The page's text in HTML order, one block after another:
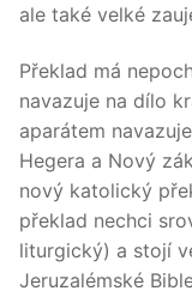
ale také velké
Překlad má
navazuje na dílo
aparátem
Hegera a Nový
nový katolický
překlad nechci
liturgický) a stojí
Jeruzalémské